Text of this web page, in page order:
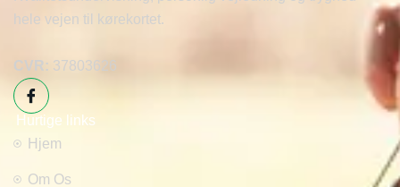
hele vejen til kørekortet.
CVR: 37803626
Hurtige links
Hjem
Om Os